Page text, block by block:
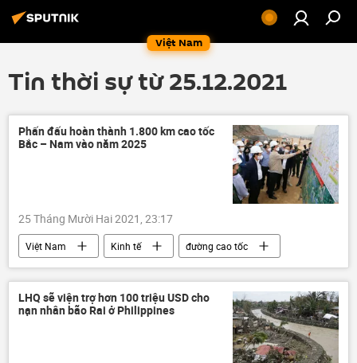
Việt Nam
Tin thời sự từ 25.12.2021
Phấn đấu hoàn thành 1.800 km cao tốc
Bắc – Nam vào năm 2025
25 Tháng Mười Hai 2021, 23:17
Việt Nam Kinh tế
đường cao tốc
cao tốc Bắc – Nam
LHQ sẽ viện trợ hơn 100 triệu USD cho
nạn nhân bão Rai ở Philippines